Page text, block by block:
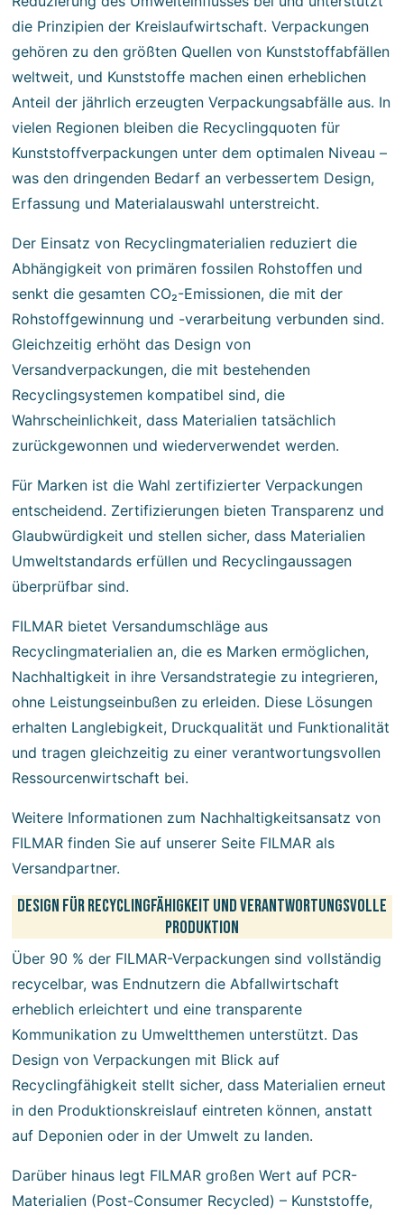
die Prinzipien der Kreislaufwirtschaft. Verpackungen
gehören zu den größten Quellen von Kunststoffabfällen
weltweit, und Kunststoffe machen einen erheblichen
Anteil der jährlich erzeugten Verpackungsabfälle aus. In
vielen Regionen bleiben die Recyclingquoten für
Kunststoffverpackungen unter dem optimalen Niveau –
was den dringenden Bedarf an verbessertem Design,
Erfassung und Materialauswahl unterstreicht.
Der Einsatz von Recyclingmaterialien reduziert die
Abhängigkeit von primären fossilen Rohstoffen und
senkt die gesamten CO₂-Emissionen, die mit der
Rohstoffgewinnung und -verarbeitung verbunden sind.
Gleichzeitig erhöht das Design von
Versandverpackungen, die mit bestehenden
Recyclingsystemen kompatibel sind, die
Wahrscheinlichkeit, dass Materialien tatsächlich
zurückgewonnen und wiederverwendet werden.
Für Marken ist die Wahl zertifizierter Verpackungen
entscheidend. Zertifizierungen bieten Transparenz und
Glaubwürdigkeit und stellen sicher, dass Materialien
Umweltstandards erfüllen und Recyclingaussagen
überprüfbar sind.
FILMAR bietet Versandumschläge aus
Recyclingmaterialien an, die es Marken ermöglichen,
Nachhaltigkeit in ihre Versandstrategie zu integrieren,
ohne Leistungseinbußen zu erleiden. Diese Lösungen
erhalten Langlebigkeit, Druckqualität und Funktionalität
und tragen gleichzeitig zu einer verantwortungsvollen
Ressourcenwirtschaft bei.
Weitere Informationen zum Nachhaltigkeitsansatz von
FILMAR finden Sie auf unserer Seite FILMAR als
Versandpartner.
Design für Recyclingfähigkeit und verantwortungsvolle
Produktion
Über 90 % der FILMAR-Verpackungen sind vollständig
recycelbar, was Endnutzern die Abfallwirtschaft
erheblich erleichtert und eine transparente
Kommunikation zu Umweltthemen unterstützt. Das
Design von Verpackungen mit Blick auf
Recyclingfähigkeit stellt sicher, dass Materialien erneut
in den Produktionskreislauf eintreten können, anstatt
auf Deponien oder in der Umwelt zu landen.
Darüber hinaus legt FILMAR großen Wert auf PCR-
Materialien (Post-Consumer Recycled) – Kunststoffe,